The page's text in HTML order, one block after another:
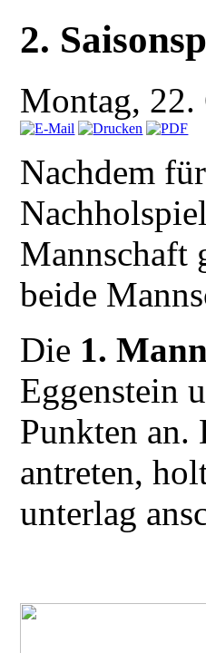
2.
Montag,
Nachdem
Mannschaft
beide
Die 1.
Eggenstein
Punkten an.
antreten,
unterlag